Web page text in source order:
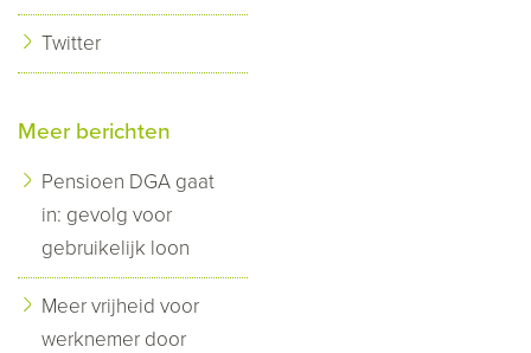
Twitter
Meer berichten
Pensioen DGA gaat
in: gevolg voor
gebruikelijk loon
Meer vrijheid voor
werknemer door